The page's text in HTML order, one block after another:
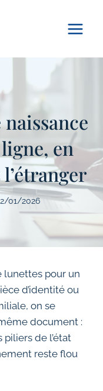
en
01/2026
lunettes pour un
d’identité ou
on se
document :
piliers de l’état
reste flou